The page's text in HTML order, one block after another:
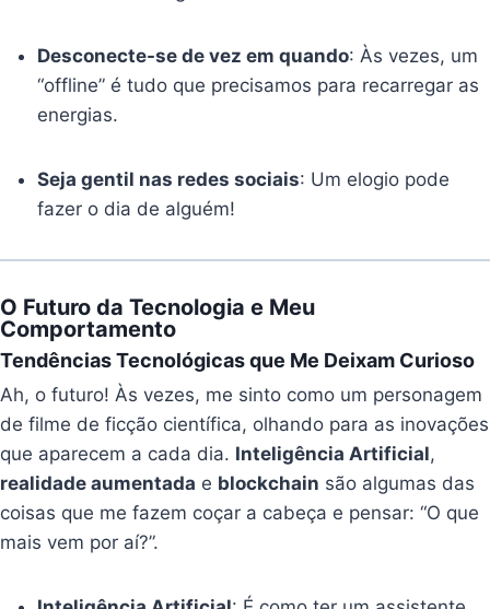
Desconecte-se de vez em quando: Às vezes, um
“offline” é tudo que precisamos para recarregar as
energias.
Seja gentil nas redes sociais: Um elogio pode
fazer o dia de alguém!
O Futuro da Tecnologia e Meu
Comportamento
Tendências Tecnológicas que Me Deixam Curioso
Ah, o futuro! Às vezes, me sinto como um personagem
de filme de ficção científica, olhando para as inovações
que aparecem a cada dia. Inteligência Artificial,
realidade aumentada e blockchain são algumas das
coisas que me fazem coçar a cabeça e pensar: “O que
mais vem por aí?”.